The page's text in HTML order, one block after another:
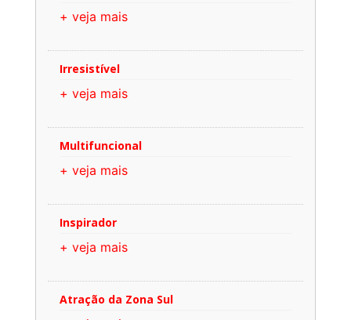
+ veja mais
Irresistível
+ veja mais
Multifuncional
+ veja mais
Inspirador
+ veja mais
Atração da Zona Sul